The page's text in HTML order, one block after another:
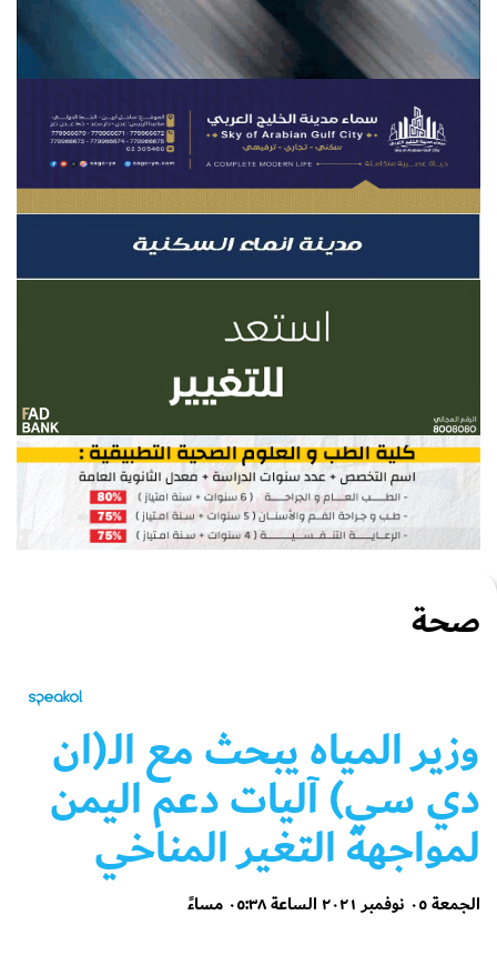
صحة
وزير المياه يبحث مع الـ(ان
دي سي) آليات دعم اليمن
لمواجهة التغير المناخي
الجمعة ٠٥ نوفمبر ٢٠٢١ الساعة ٠٥:٣٨ مساءً